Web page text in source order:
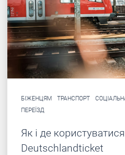
БІЖЕНЦЯМ ТРАНСПОРТ
ПЕРЕЇЗД
Як і де
Deutschlandticket